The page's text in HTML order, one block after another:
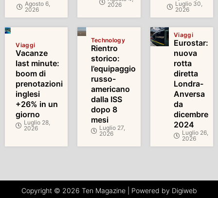
Agosto 6,
2026
2026
Luglio 30,
2026
Viaggi
Vacanze
last minute:
boom di
prenotazioni
inglesi
+26% in un
giorno
Luglio 28,
2026
Technology
Rientro
storico:
l’equipaggio
russo-
americano
dalla ISS
dopo 8
mesi
Luglio 27,
2026
Viaggi
Eurostar:
nuova
rotta
diretta
Londra-
Anversa
da
dicembre
2024
Luglio 26,
2026
Copyright © 2026 Ten Magazine | Powered by Digiweb